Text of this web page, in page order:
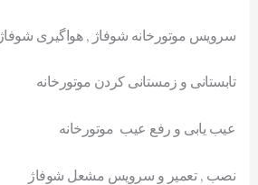
سرویس موتورخانه شوفاژ , هواگیری شوفاژ
تابستانی و زمستانی کردن موتورخانه
عیب یابی و رفع عیب موتورخانه
نصب , تعمیر و سرویس مشعل شوفاژ